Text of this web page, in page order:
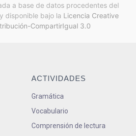
a base de datos procedentes del
disponible bajo la Licencia Creative
CompartirIgual 3.0
ACTIVIDADES
Gramática
Vocabulario
Comprensión de lectura